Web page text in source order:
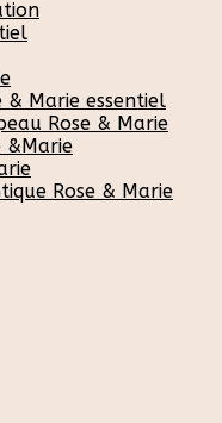
& Marie essentiel
Rose & Marie
&Marie
Rose & Marie